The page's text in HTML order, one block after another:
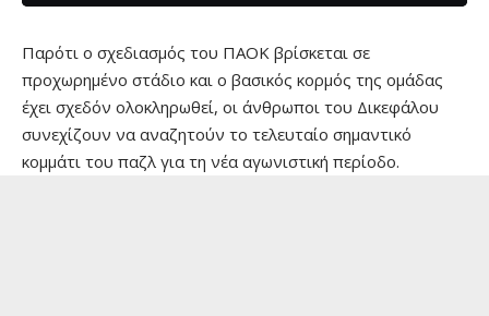
Παρότι ο σχεδιασμός του ΠΑΟΚ βρίσκεται σε
προχωρημένο στάδιο και ο βασικός κορμός της ομάδας
έχει σχεδόν ολοκληρωθεί, οι άνθρωποι του Δικεφάλου
συνεχίζουν να αναζητούν το τελευταίο σημαντικό
κομμάτι του παζλ για τη νέα αγωνιστική περίοδο.